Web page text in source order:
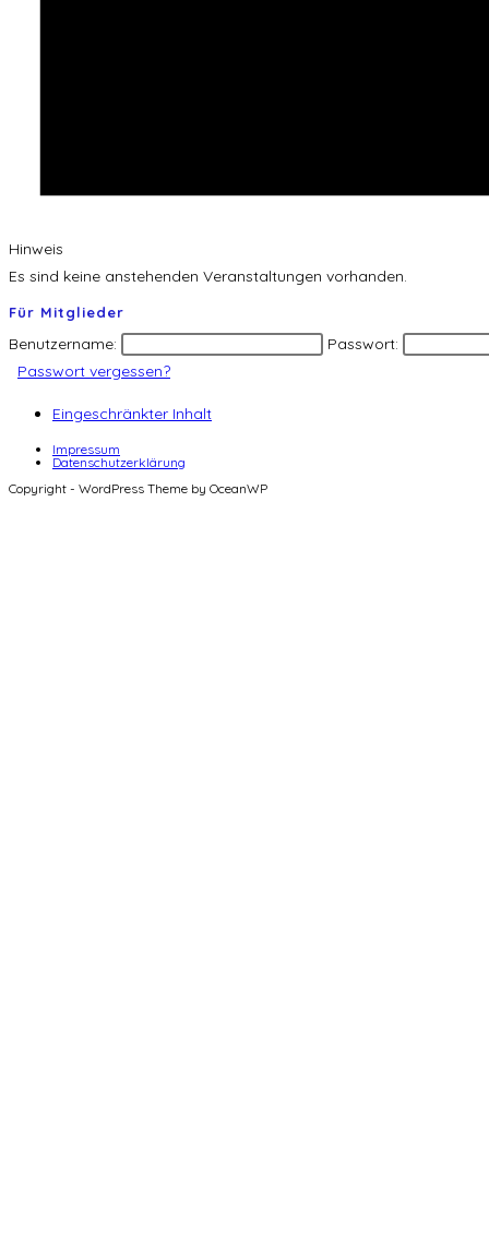
Hinweis
Es sind keine anstehenden Veranstaltungen vorhanden.
Für Mitglieder
Benutzername:
Passwort:
Passwort vergessen?
Eingeschränkter Inhalt
Impressum
Datenschutzerklärung
Copyright - WordPress Theme by OceanWP